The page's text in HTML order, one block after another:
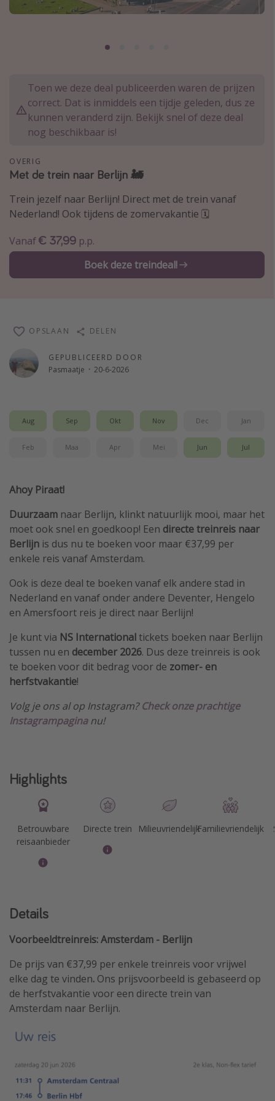
Thailand
Egypte
Bali
Overzicht
Weekendje weg
Autoverhuur
Groepsreizen
Vakantieparken
Rondreizen
Meer onderwerpen
Reiskalender
25 beste pretparken
Beste keukens ter wereld
Disneyland Parijs
Strandvakantie in Italië
Strandvakantie in Nederland
All inclusive vakantie in Griekenland
Toen we deze deal publiceerden waren de prijzen
correct. Dat is inmiddels een tijdje geleden, dus ze
kunnen veranderd zijn. Bekijk snel of deze deal
nog beschikbaar is!
OVERIG
Met de trein naar Berlijn 🚂
Trein jezelf naar Berlijn! Direct met de trein vanaf
Nederland! Ook tijdens de zomervakantie 🗓️
Vanaf€ 37,99 p.p.
Boek deze treindeal!
GEPUBLICEERD DOOR
Pasmaatje · 20-6-2026
OPSLAAN DELEN
Aug Sep Okt Nov Dec Jan
Feb Maa Apr Mei Jun Jul
Ahoy Piraat!
Duurzaam naar Berlijn, klinkt natuurlijk mooi, maar het
moet ook snel en goedkoop! Een directe treinreis naar
Berlijn is dus nu te boeken voor maar €37,99 per
enkele reis vanaf Amsterdam.
Ook is deze deal te boeken vanaf elk andere stad in
Nederland en vanaf onder andere Deventer, Hengelo
en Amersfoort reis je direct naar Berlijn!
Je kunt via NS International tickets boeken naar Berlijn
tussen nu en december 2026. Dus deze treinreis is ook
te boeken voor dit bedrag voor de zomer- en
herfstvakantie!
Volg je ons al op Instagram?Check onze prachtige
Instagrampaginanu!
Highlights
Betrouwbare
reisaanbieder
Directe trein MilieuvriendelijkFamilievriendelijk
Details
Voorbeeldtreinreis: Amsterdam - Berlijn
De prijs van €37,99 per enkele treinreis voor vrijwel
elke dag te vinden. Ons prijsvoorbeeld is gebaseerd op
de herfstvakantie voor een directe trein van
Amsterdam naar Berlijn.